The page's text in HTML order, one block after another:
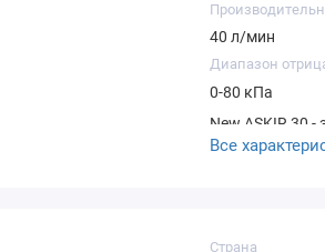
40 л/мин
Диапазон
0-80 кПа
New ASKIR 30 -
Все
Страна